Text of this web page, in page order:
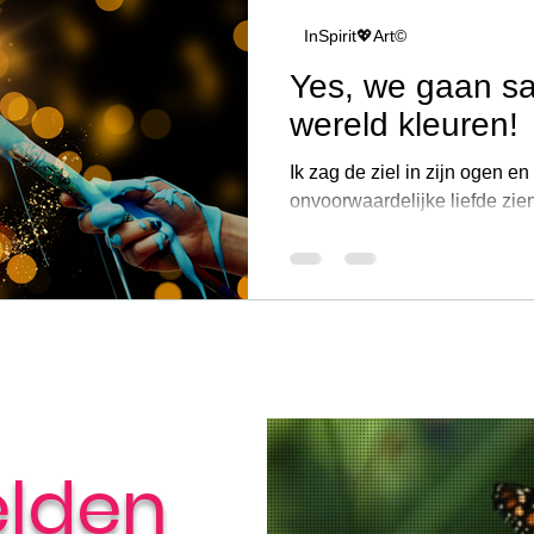
ARTIKELEN De Taal van Je Adem De Taal van Je Lijf
Hart
Yes, we gaan
wereld kleuren!
Ik zag de ziel in zijn ogen
onvoorwaardelijke liefde
InSpirit💖Art©